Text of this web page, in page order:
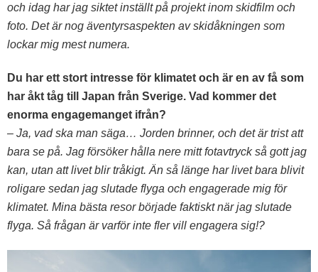
och idag har jag siktet inställt på projekt inom skidfilm och
foto. Det är nog äventyrsaspekten av skidåkningen som
lockar mig mest numera.
Du har ett stort intresse för klimatet och är en av få som
har åkt tåg till Japan från Sverige. Vad kommer det
enorma engagemanget ifrån?
– Ja, vad ska man säga… Jorden brinner, och det är trist att
bara se på. Jag försöker hålla nere mitt fotavtryck så gott jag
kan, utan att livet blir tråkigt. Än så länge har livet bara blivit
roligare sedan jag slutade flyga och engagerade mig för
klimatet. Mina bästa resor började faktiskt när jag slutade
flyga. Så frågan är varför inte fler vill engagera sig!?